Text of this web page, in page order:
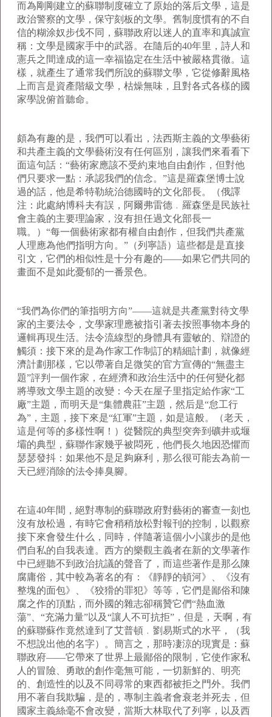
而為剛剛建立的蘇聯制度確立了原始的落后文學，這是
政治警察的文學，保守刻板的文學。舊制度慣有的不自
信的糊涂奴步伐不同，蘇聯政府以迷人的直率和真誠宣
稱：文學是國家手中的武器。在隨后的40年里，詩人和
憲兵之間達成的這一幸福協定在生活中被嚴格貫徹。這
樣，就產生了通常我們所說的蘇聯文學，它從修辭風格
上而言是資產階級文學，枯燥無味，且對各式各樣的國
家學說俯首聽命。
頗為有趣的是，我們可以看出，法西斯主義的文學藝術
和共產主義的文學藝術沒有任何區別，讓我們來看看下
面這句話：“藝術家應該不受約束地自由創作，但對他
們只要求一點：承認我們的信念。”這是羅森堡博士說
過的話，他是希特勒統治德國時的文化部長。（俄譯
注：此處納博科夫有誤，阿爾弗雷德﹒羅森堡是民族社
會主義的主要理論家，沒有担任過文化部長一
職。）“每一個藝術家都有權自由創作，但我們共產黨
人理應為他們指明方向。”（列寧語）這些都是是直接
引文，它們的相似性是十分有趣的——如果它們共同的
畫面不是如此憂郁的一番景色。
“我們為你們的筆指明方向”——這就是共產黨對待文學
家的主要法令，文學家理應被指引著去按照事物本身的
邏輯再現生活。法令流線型的身體具有靈敏的、辯證的
觸須：接下來的是為作家工作制訂的精細計劃，就像經
濟計劃那樣，它以帶著自足微笑的官方宣傳的“無盡主
題”評判一個作家，在經濟和政治生活中的任何變化都
將導致文學主題的改變：今天在屋子里指定給作家“工
廠”主題，而明天是“集體農莊”主題，然后是“怠工行
為”，主題，接下來是“紅軍”主題，如是這般。（老天，
這是何等的多樣性啊！）從醫院的典型突奔到礦井或堰
壩的典型，蘇聯作家幾乎被悶死，他們長久地因恐懼而
瑟瑟發抖：如果他不是足夠麻利，那么很可能去為前一
天已經消除的法令捧臭腳。
在這40年間，絕對專制的蘇聯政府對藝術的審查一刻也
沒有放松過，有時它會稍稍放松對報刊的控制，以觀察
接下來會發生什么，同時，伴隨著這個小小讓步的是他
們自私的自我表達。西方的樂觀主義者在新的文學著作
中已經聽不到政治抗議的聲音了，而這些著作是那么陳
腐庸俗，其中較為著名的有：《靜靜的頓河》、《沒有
整塊的面包》、《狡猾的罪犯》等等，它們是鄙俗和陳
腐之作的頂點，而外國的雜志卻稱贊它們“熱血激
蕩”、“充滿力量”以及“讓人不可抗拒”，但是，天啊，有
的蘇聯蘇作竟然達到了艾普頓﹒劉易斯式的水平，（我
不想說出他的名字）。簡言之，那時凄涼的現實是：蘇
聯政府——它帶來了世界上最鄙俗的限制，它使作家私
人的冒險、勇敢的創作毫無可能，一切新鮮的、明亮
的、創造性的以及不同尋常的東西都被拒之門外。我們
用不著自我欺騙，是的，專制主義者會衰老并死去，但
國家主義絲毫不會改變，當斯大林取代了列寧，以及西